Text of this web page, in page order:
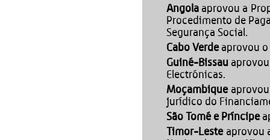
Angola aprovou a
Procedimento de
Segurança Social.
Cabo Verdeaprovou o
Guiné-Bissau
Electrónicas.
Moçambiqueaprovou
jurídico do
São Tomé e Príncipe
Timor-Lesteaprovou